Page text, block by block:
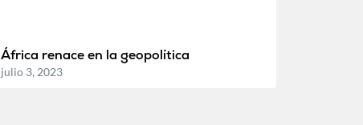
África renace en la geopolítica
julio 3, 2023